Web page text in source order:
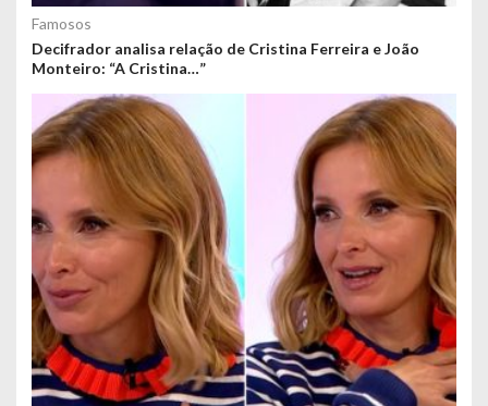
Famosos
Decifrador analisa relação de Cristina Ferreira e João
Monteiro: “A Cristina…”